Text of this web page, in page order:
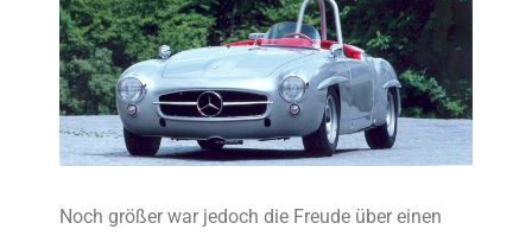
Noch größer war jedoch die Freude über einen